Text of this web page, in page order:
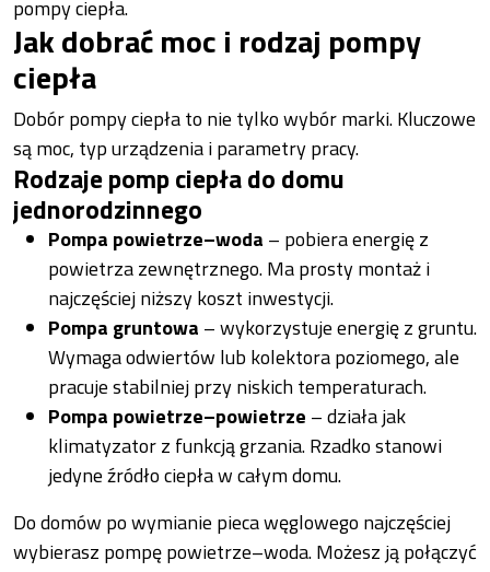
pompy ciepła.
Jak dobrać moc i rodzaj pompy
ciepła
Dobór pompy ciepła to nie tylko wybór marki. Kluczowe
są moc, typ urządzenia i parametry pracy.
Rodzaje pomp ciepła do domu
jednorodzinnego
Pompa powietrze–woda – pobiera energię z
powietrza zewnętrznego. Ma prosty montaż i
najczęściej niższy koszt inwestycji.
Pompa gruntowa – wykorzystuje energię z gruntu.
Wymaga odwiertów lub kolektora poziomego, ale
pracuje stabilniej przy niskich temperaturach.
Pompa powietrze–powietrze – działa jak
klimatyzator z funkcją grzania. Rzadko stanowi
jedyne źródło ciepła w całym domu.
Do domów po wymianie pieca węglowego najczęściej
wybierasz pompę powietrze–woda. Możesz ją połączyć